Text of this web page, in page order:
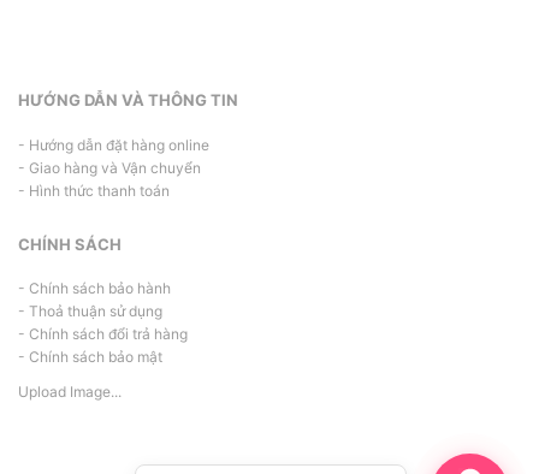
HƯỚNG DẪN VÀ THÔNG TIN
- Hướng dẫn đặt hàng online
- Giao hàng và Vận chuyển
- Hình thức thanh toán
CHÍNH SÁCH
- Chính sách bảo hành
- Thoả thuận sử dụng
- Chính sách đổi trả hàng
- Chính sách bảo mật
Upload Image...